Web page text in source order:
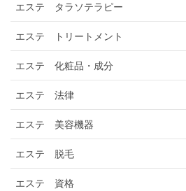
エステ タラソテラピー
エステ トリートメント
エステ 化粧品・成分
エステ 法律
エステ 美容機器
エステ 脱毛
エステ 資格